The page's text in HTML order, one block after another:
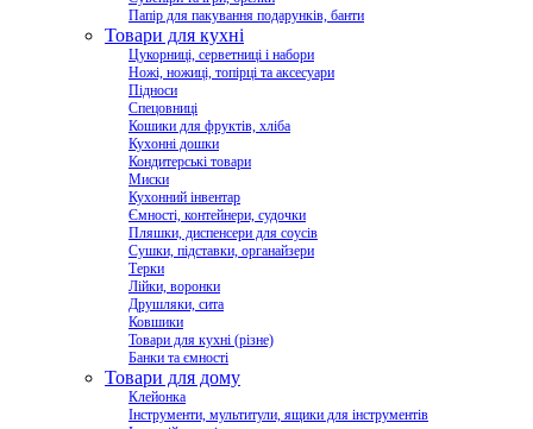
Папір для пакування подарунків, банти
Товари для кухні
Цукорниці, серветниці і набори
Ножі, ножиці, топірці та аксесуари
Підноси
Спецовниці
Кошики для фруктів, хліба
Кухонні дошки
Кондитерські товари
Миски
Кухонний інвентар
Ємності, контейнери, судочки
Пляшки, диспенсери для соусів
Сушки, підставки, органайзери
Терки
Лійки, воронки
Друшляки, сита
Ковшики
Товари для кухні (різне)
Банки та ємності
Товари для дому
Клейонка
Інструменти, мультитули, ящики для інструментів